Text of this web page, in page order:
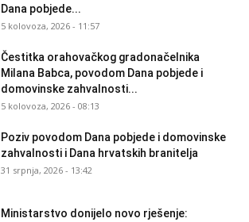
Dana pobjede...
5 kolovoza, 2026 - 11:57
Čestitka orahovačkog gradonačelnika
Milana Babca, povodom Dana pobjede i
domovinske zahvalnosti...
5 kolovoza, 2026 - 08:13
Poziv povodom Dana pobjede i domovinske
zahvalnosti i Dana hrvatskih branitelja
31 srpnja, 2026 - 13:42
Ministarstvo donijelo novo rješenje: